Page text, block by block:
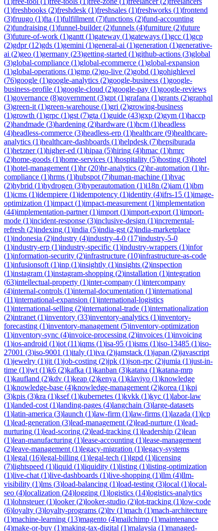
(1)freshbooks (2)freshdesk (1)freshsales (1)freshworks (1)frontend
(3)fruugo (1)fta (1)fulfillment (7)functions (2)fund-accounting
(2)fundraising (1)funnel-builder(2)funnels (4)furniture (2)future
(3)future-of-work (1)gantt (1)gateway (1)gateways (1)gcc (1)gcp
(2)gdpr(12)gds (1)gemini (1)general-ai (1)generation (1)generative-
ai (2)geo (1)germany (23)getting-started (1)github-actions (3)global
(3)global-compliance (1)global-ecommerce (1)global-expansion
(1)global-operations (1)gmp (2)go-live (2)gobd (1)gohighlevel
(76)google (1)google-analytics (2)google-business (1)google-
business-profile (1)google-cloud (2)google-pay (1)google-reviews
(1)governance (8)government (3)gpt (1)grafana (1)grants (2)graphql
(3)green-it (1)green-warehouse (1)gri (2)growing-business
(1)growth (1)grpc (1)gst (7)gta (1)guide (43)gxp (2)gym (1)haccp
(2)handmade (3)hardening (2)hardware (1)hcm (1)headless
(4)headless-commerce (3)headless-erp (1)healthcare (9)healthcare-
analytics (1)healthcare-dashboards (1)helpdesk (7)hepsiburada
(1)hetzner(1)higher-ed (1)hipaa (5)hiring (4)hmac (1)hmrc
(2)home-goods (1)home-services (1)hospitality (5)hosting (3)hotel
(1)hotel-management (1)hr(20)hr-analytics (2)hr-automation (1)hr-
compliance (1)hrms (1)hubspot (7)human-machine (1)hvac
(2)hybrid (1)hydrogen (3)hyperautomation (1)i18n (2)iam (1)ibm
(1)icms (1)idempiere (1)idempotency (1)identity (4)ifrs-15 (1)image-
optimization (1)impact (1)impact-measurement (1)implementation
(44)implementation-partner(1)import (1)import-export (1)import-
mode (1)incident-response (3)inclusive-design (1)incremental-
refresh (2)indexing (1)india (5)india-gst (2)india-marketplace
(1)indonesia (2)industry (4)industry-4-0 (17)industry-5-0
(1)industry-erp (1)industry-specific (1)industry-wrappers (1)infor
(1)information-security (2)infrastructure (10)infrastructure-as-code
(1)infusionsoft (1)inp (1)insightly (1)insights (2)inspection
(1)instagram (1)instagram-shopping (2)installation (1)integration
(63)intellectual-property (1)inter-company (1)intercompany
(4)internal-controls (1)internal-documentation (1)international
(11)international-expansion (1)international-logistics
(1)international-selling (2)international-trade (1)internationalization
(2)intranet (1)inventory (33)inventory-analytics (1)inventory-
forecasting (1)inventory-management (5)inventory-optimization
(1)inventory-sync (4)invoice-processing (2)invoices (1)invoicing
(1)ios-android (1)iot (11)iqms (1)isa-95 (1)isms (1)iso-13485 (1)iso-
27001 (3)iso-9001 (1)italy (1)iva (2)jamstack (1)japan (2)javascript
(1)jewelry (1)jit (1)job-costing (2)jpk (1)json-rpc (2)jumia (1)just-in-
time (1)jwt (1)k6 (2)kafka (1)kanban (3)katana (1)katana-mrp
(1)kaufland (2)kdv (1)keap (2)kenya (1)klaviyo (1)knowledge
(1)knowledge-base (4)knowledge-management (2)korea (1)kpi
(3)kpis (3)kra (1)ksef(1)kubernetes (1)kvkk (1)kyc (1)labor-law
(1)landed-cost (1)landing-pages (4)langchain (3)large-datasets
(1)latin-america (3)launch (1)law-firm (1)law-firms (1)lazada (1)lcp
(1)lead-generation (3)lead-management (2)lead-nurture (1)lead-
nurturing (1)lead-scoring (2)lead-tracking (1)leadership (2)lean
(1)lean-manufacturing (1)lease-accounting (1)lease-management
(2)leave-management (1)legacy-migration (1)legacy-systems
(1)legal (16)legal-billing (1)legal-tech (1)lgpd (1)licensing
(7)lightspeed (1)liquid (1)liquidity (1)listing (1)listing-optimization
(1)live-chat (1)live-dashboards (1)live-shopping (1)llm (4)llm-
visibility (1)lms (3)load-balancing (1)load-testing (3)local (1)local-
seo (4)localization (24)logging (1)logistics (14)logistics-analytics
(1)lohnsteuer(1)looker(2)looker-studio (2)lot-tracking (1)low-code
(6)loyalty (3)loyalty-programs (2)ltv (1)mach (1)mach-architecture
(1)machine-learning (13)magento (4)mailchimp (1)maintenance
(4)make-or-buy (1)making-tax-digital (1)malaysia (1)managed-